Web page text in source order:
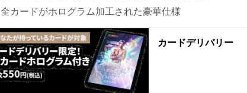
全カードがホログラム加工された豪華仕様
カードデリバリー